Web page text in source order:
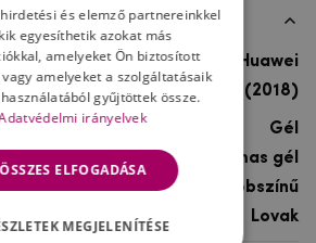
Huawei
Huawei Y5 (2018)
Gél
rugalmas gél
többszínű
Lovak
és elemző partnereinkkel
egyesíthetik azokat más
amelyeket Ön biztosított
amelyeket a szolgáltatásaik
gyűjtöttek össze.
irányelvek
ÖSSZES ELFOGADÁSA
MEGJELENÍTÉSE